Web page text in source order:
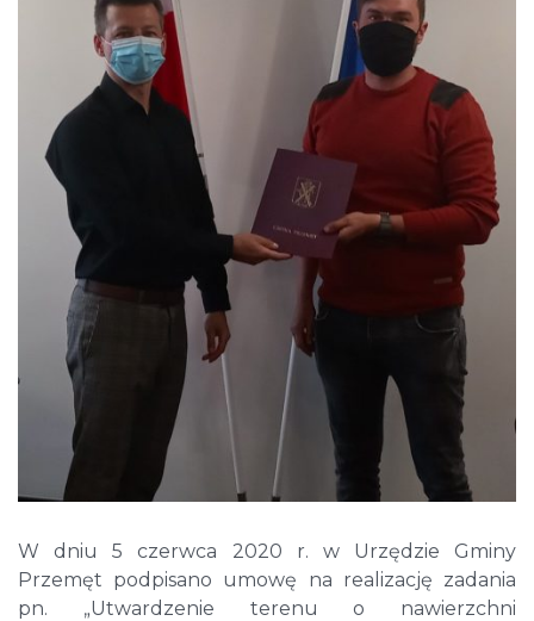
W dniu 5 czerwca 2020 r. w Urzędzie Gminy
Przemęt podpisano umowę na realizację zadania
pn. „Utwardzenie terenu o nawierzchni